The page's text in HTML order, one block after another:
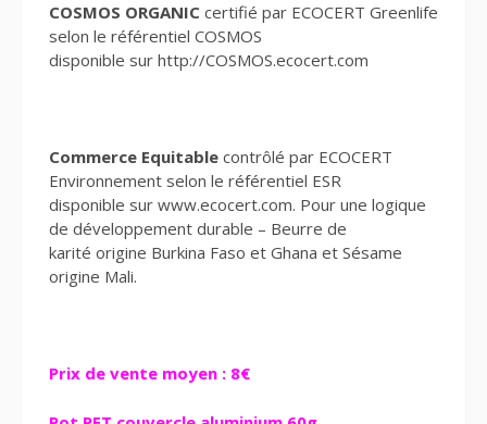
COSMOS ORGANIC certifié par ECOCERT Greenlife
selon le référentiel COSMOS
disponible sur http://COSMOS.ecocert.com
Commerce Equitable contrôlé par ECOCERT
Environnement selon le référentiel ESR
disponible sur www.ecocert.com. Pour une logique
de développement durable – Beurre de
karité origine Burkina Faso et Ghana et Sésame
origine Mali.
Prix de vente moyen : 8€